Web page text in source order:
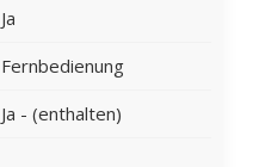
Ja
Fernbedienung
Ja - (enthalten)